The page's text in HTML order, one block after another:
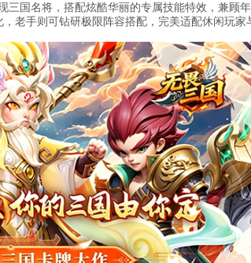
国名将，搭配炫酷华丽的专属技能特效，兼顾年
老手则可钻研极限阵容搭配，完美适配休闲玩家